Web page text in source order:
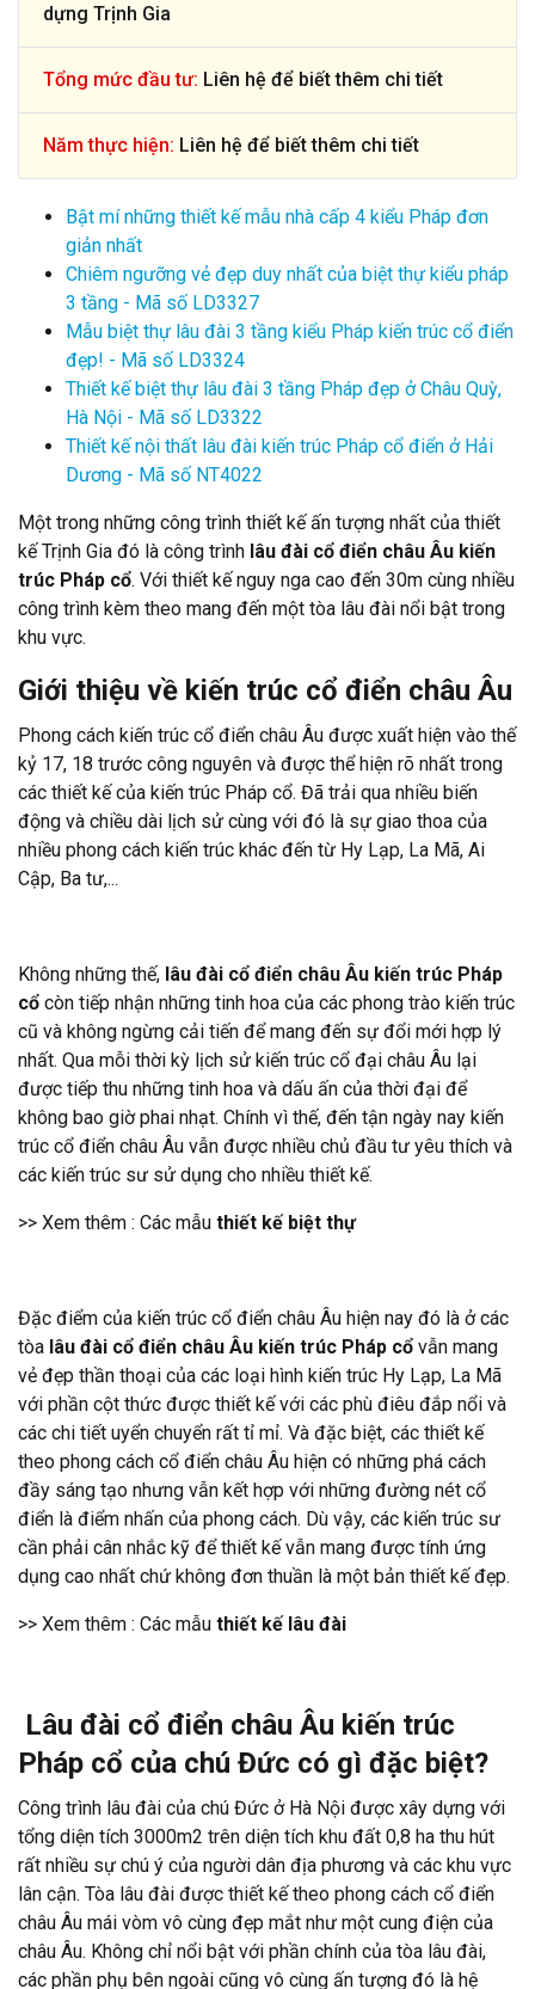
dựng Trịnh Gia
Tổng mức đầu tư: Liên hệ để biết thêm chi tiết
Năm thực hiện: Liên hệ để biết thêm chi tiết
Bật mí những thiết kế mẫu nhà cấp 4 kiểu Pháp đơn
giản nhất
Chiêm ngưỡng vẻ đẹp duy nhất của biệt thự kiểu pháp
3 tầng - Mã số LD3327
Mẫu biệt thự lâu đài 3 tầng kiểu Pháp kiến trúc cổ điển
đẹp! - Mã số LD3324
Thiết kế biệt thự lâu đài 3 tầng Pháp đẹp ở Châu Quỳ,
Hà Nội - Mã số LD3322
Thiết kế nội thất lâu đài kiến trúc Pháp cổ điển ở Hải
Dương - Mã số NT4022
Một trong những công trình thiết kế ấn tượng nhất của thiết
kế Trịnh Gia đó là công trình lâu đài cổ điển châu Âu kiến
trúc Pháp cổ. Với thiết kế nguy nga cao đến 30m cùng nhiều
công trình kèm theo mang đến một tòa lâu đài nổi bật trong
khu vực.
Giới thiệu về kiến trúc cổ điển châu Âu
Phong cách kiến trúc cổ điển châu Âu được xuất hiện vào thế
kỷ 17, 18 trước công nguyên và được thể hiện rõ nhất trong
các thiết kế của kiến trúc Pháp cổ. Đã trải qua nhiều biến
động và chiều dài lịch sử cùng với đó là sự giao thoa của
nhiều phong cách kiến trúc khác đến từ Hy Lạp, La Mã, Ai
Cập, Ba tư,...
Không những thế, lâu đài cổ điển châu Âu kiến trúc Pháp
cổ còn tiếp nhận những tinh hoa của các phong trào kiến trúc
cũ và không ngừng cải tiến để mang đến sự đổi mới hợp lý
nhất. Qua mỗi thời kỳ lịch sử kiến trúc cổ đại châu Âu lại
được tiếp thu những tinh hoa và dấu ấn của thời đại để
không bao giờ phai nhạt. Chính vì thế, đến tận ngày nay kiến
trúc cổ điển châu Âu vẫn được nhiều chủ đầu tư yêu thích và
các kiến trúc sư sử dụng cho nhiều thiết kế.
>> Xem thêm : Các mẫu thiết kế biệt thự
Đặc điểm của kiến trúc cổ điển châu Âu hiện nay đó là ở các
tòa lâu đài cổ điển châu Âu kiến trúc Pháp cổ vẫn mang
vẻ đẹp thần thoại của các loại hình kiến trúc Hy Lạp, La Mã
với phần cột thức được thiết kế với các phù điêu đắp nổi và
các chi tiết uyển chuyển rất tỉ mỉ. Và đặc biệt, các thiết kế
theo phong cách cổ điển châu Âu hiện có những phá cách
đầy sáng tạo nhưng vẫn kết hợp với những đường nét cổ
điển là điểm nhấn của phong cách. Dù vậy, các kiến trúc sư
cần phải cân nhắc kỹ để thiết kế vẫn mang được tính ứng
dụng cao nhất chứ không đơn thuần là một bản thiết kế đẹp.
>> Xem thêm : Các mẫu thiết kế lâu đài
Lâu đài cổ điển châu Âu kiến trúc
Pháp cổ của chú Đức có gì đặc biệt?
Công trình lâu đài của chú Đức ở Hà Nội được xây dựng với
tổng diện tích 3000m2 trên diện tích khu đất 0,8 ha thu hút
rất nhiều sự chú ý của người dân địa phương và các khu vực
lân cận. Tòa lâu đài được thiết kế theo phong cách cổ điển
châu Âu mái vòm vô cùng đẹp mắt như một cung điện của
châu Âu. Không chỉ nổi bật với phần chính của tòa lâu đài,
các phần phụ bên ngoài cũng vô cùng ấn tượng đó là hệ